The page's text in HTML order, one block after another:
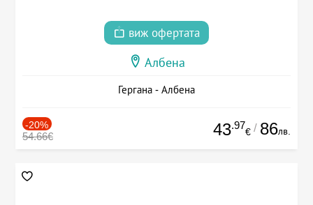
виж офертата
Албена
Гергана - Албена
-20%
54.66€ 43.97
€ / 86лв.